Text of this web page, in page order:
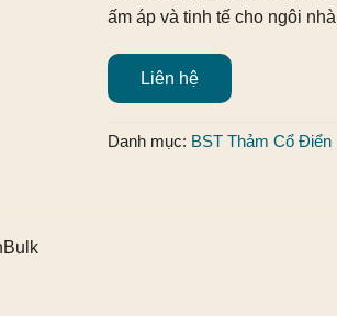
ấm áp và tinh tế cho ngôi
Liên hệ
Danh mục: BST Thảm Cổ Điển